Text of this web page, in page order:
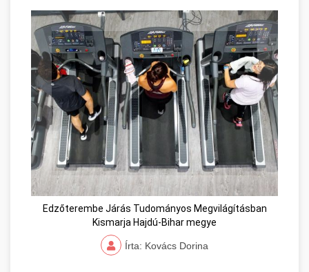
Edzőterembe Járás Tudományos Megvilágításban
Kismarja Hajdú-Bihar megye
Írta: Kovács Dorina